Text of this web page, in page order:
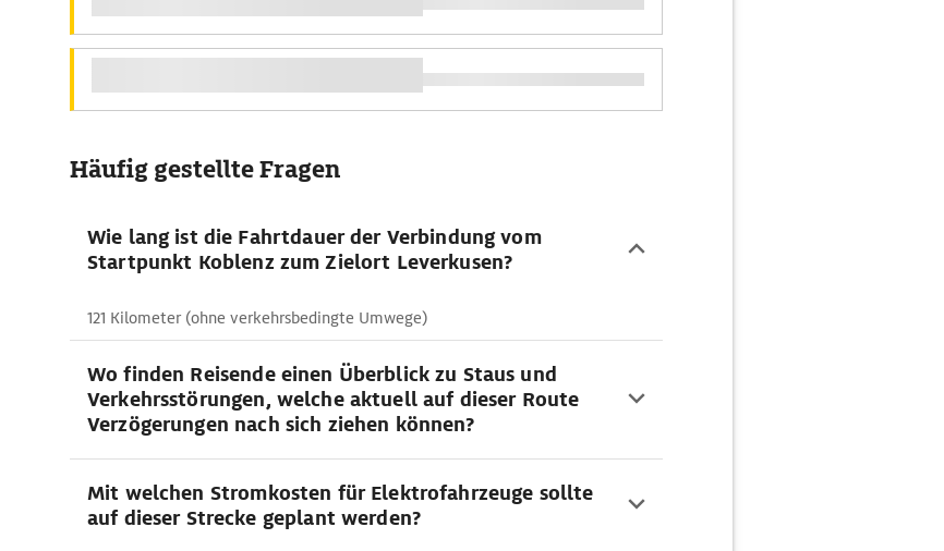
Häufig gestellte Fragen
Wie lang ist die Fahrtdauer der Verbindung vom
Startpunkt Koblenz zum Zielort Leverkusen?
121 Kilometer (ohne verkehrsbedingte Umwege)
Wo finden Reisende einen Überblick zu Staus und
Verkehrsstörungen, welche aktuell auf dieser Route
Verzögerungen nach sich ziehen können?
Mit welchen Stromkosten für Elektrofahrzeuge sollte
auf dieser Strecke geplant werden?